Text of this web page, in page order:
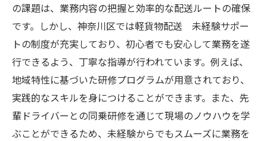
自由な働き方を実現するための提案
未経験者が選べる多様な働き方の紹介
柔軟な勤務形態がもたらすワークライフバ
ランス
フリーランスとしての軽貨物配送の始め方
柔軟な働き方を活かしたキャリアデザイン
未経験者向けの働き方改革事例
の課題は、業務内容の把握と効率的な配送ルートの確保
です。しかし、神奈川区では軽貨物配送 未経験サポー
トの制度が充実しており、初心者でも安心して業務を遂
行できるよう、丁寧な指導が行われています。例えば、
地域特性に基づいた研修プログラムが用意されており、
実践的なスキルを身につけることができます。また、先
輩ドライバーとの同乗研修を通じて現場のノウハウを学
ぶことができるため、未経験からでもスムーズに業務を